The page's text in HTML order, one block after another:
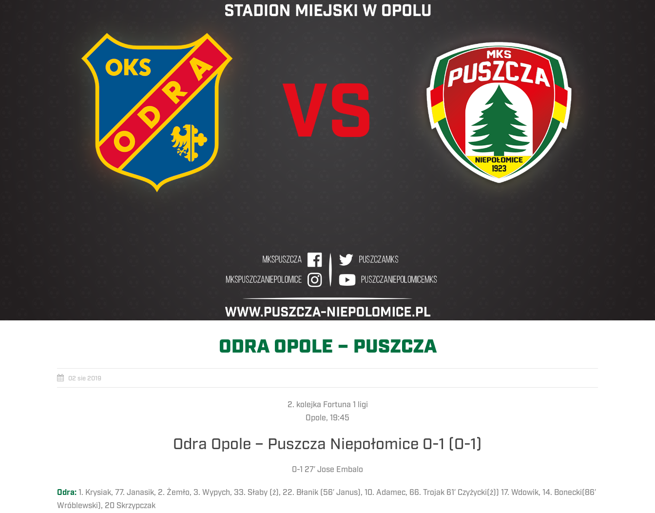
ODRA OPOLE – PUSZCZA
02 sie 2019
2. kolejka Fortuna 1 ligi
Opole, 19:45
Odra Opole – Puszcza Niepołomice 0-1 (0-1)
0-1 27′ Jose Embalo
Odra: 1. Krysiak, 77. Janasik, 2. Żemło, 3. Wypych, 33. Słaby (ż), 22. Błanik (56′ Janus), 10. Adamec, 66. Trojak 61′ Czyżycki(ż)) 17. Wdowik, 14. Bonecki(86′
Wróblewski), 20 Skrzypczak